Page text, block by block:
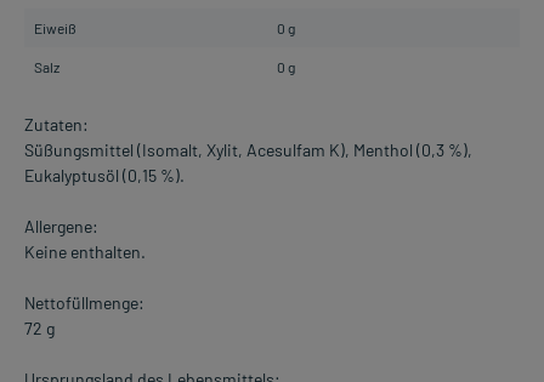
Eiweiß 0 g
Salz 0 g
Zutaten:
Süßungsmittel (Isomalt, Xylit, Acesulfam K), Menthol (0,3 %),
Eukalyptusöl (0,15 %).
Allergene:
Keine enthalten.
Nettofüllmenge:
72 g